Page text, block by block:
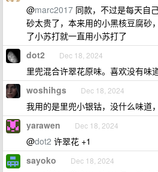
@marc2017 同款，不过是每天自
砂太贵了，本来用的小黑核豆腐砂
了小苏打就一直用小苏打了
dot2 Dec 18, 2024
里兜混合许翠花原味。喜欢没有味
woshihgs Dec 18, 2024
我用的是里兜小银钴，没什么味道
yarawen Dec 18, 2024
@dot2 许翠花 +1
sayoko Dec 18, 2024